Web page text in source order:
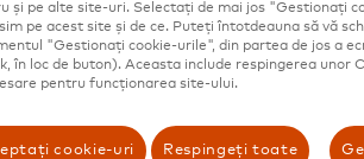
și pe alte site-uri. Selectați de mai jos "Gestionați
pe acest site și de ce. Puteți întotdeauna să vă
"Gestionați cookie-urile", din partea de jos a
în loc de buton). Aceasta include respingerea unor
pentru funcționarea site-ului.
cookie-uri Respingeți toate